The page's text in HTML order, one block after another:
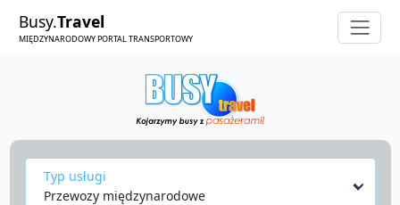
Busy.Travel
MIĘDZYNARODOWY PORTAL TRANSPORTOWY
Typ usługi
Przewozy międzynarodowe